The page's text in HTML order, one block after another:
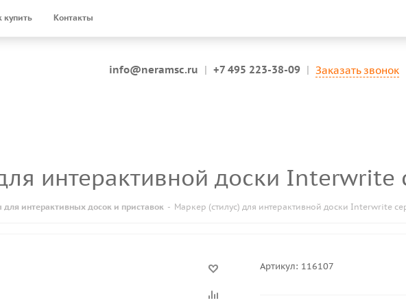
купить Контакты
info@neramsc.ru | +7 495 223-38-09 | Заказать звонок
для интерактивной доски Interwrite
для интерактивных досок и приставок - Маркер (стилус) для интерактивной доски Interwrite
Артикул: 116107